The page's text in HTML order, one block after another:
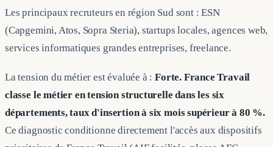
Les principaux recruteurs en région Sud sont : ESN
(Capgemini, Atos, Sopra Steria), startups locales, agences web,
services informatiques grandes entreprises, freelance.
La tension du métier est évaluée à :Forte. France Travail
classe le métier en tension structurelle dans les six
départements, taux d'insertion à six mois supérieur à 80 %.
Ce diagnostic conditionne directement l'accès aux dispositifs